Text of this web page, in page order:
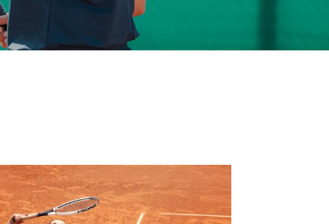
Ob von zu Hause aus, im Freien oder im
Camping